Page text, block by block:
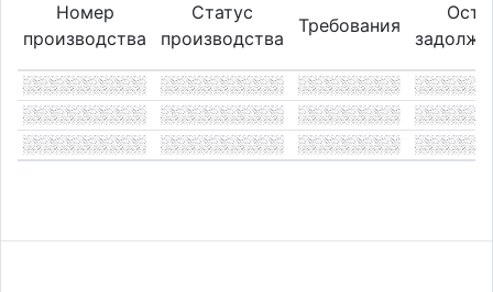
Номер
производства
Статус
производства
Требования